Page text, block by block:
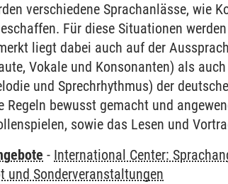
verschiedene Sprachanlässe, wie
Für diese Situationen
liegt dabei auch auf der
Vokale und Konsonanten) als
und Sprechrhythmus) der
Regeln bewusst gemacht und
sowie das Lesen und
- International Center:
und Sonderveranstaltungen